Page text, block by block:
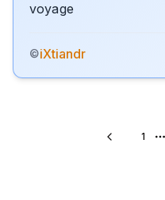
voyage
©iXtiandr
1